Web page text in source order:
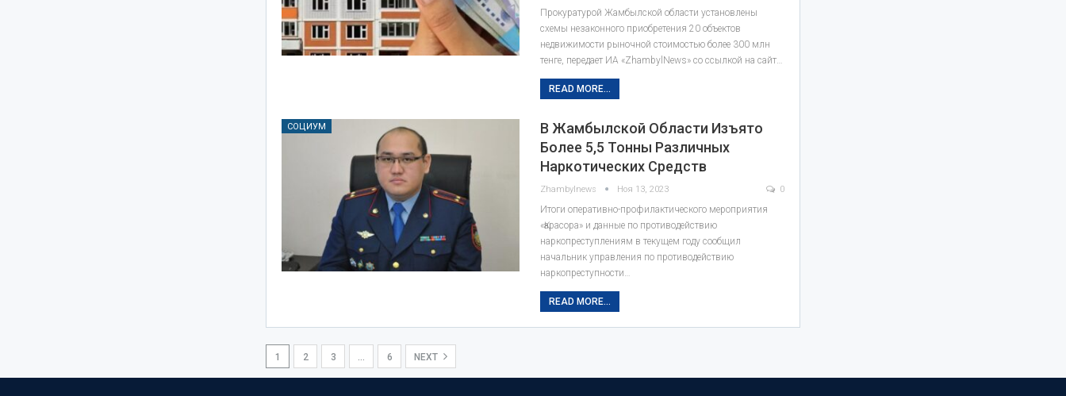
Прокуратурой Жамбылской области установлены
схемы незаконного приобретения 20 объектов
недвижимости рыночной стоимостью более 300 млн
тенге, передает ИА «ZhambylNews» со ссылкой на сайт…
READ MORE...
СОЦИУМ
В Жамбылской Области Изъято
Более 5,5 Тонны Различных
Наркотических Средств
Zhambylnews Ноя 13, 2023 0
Итоги оперативно-профилактического мероприятия
«Қарасора» и данные по противодействию
наркопреступлениям в текущем году сообщил
начальник управления по противодействию
наркопреступности…
READ MORE...
1 2 3 … 6 NEXT